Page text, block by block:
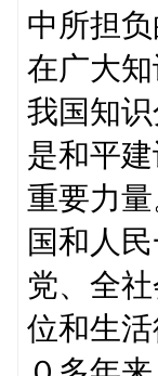
中所担
在广大
我国知
是和平
重要力
国和人
党、全
位和生